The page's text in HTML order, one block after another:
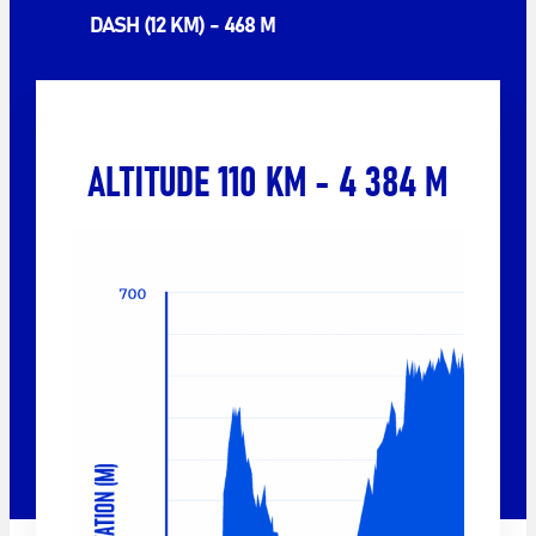
DASH (12 KM) - 468 M
ALTITUDE 110 KM - 4 384 M